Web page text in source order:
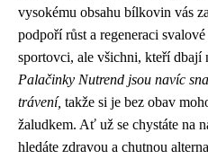
vysokému obsahu bílkovin vás
podpoří růst a regeneraci
sportovci, ale všichni, kteří dbají
Palačinky Nutrend jsou navíc
trávení, takže si je bez obav
žaludkem. Ať už se chystáte na
hledáte zdravou a chutnou